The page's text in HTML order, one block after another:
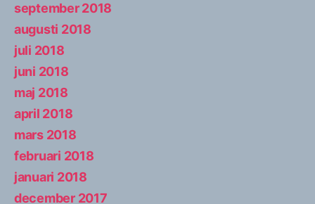
september 2018
augusti 2018
juli 2018
juni 2018
maj 2018
april 2018
mars 2018
februari 2018
januari 2018
december 2017